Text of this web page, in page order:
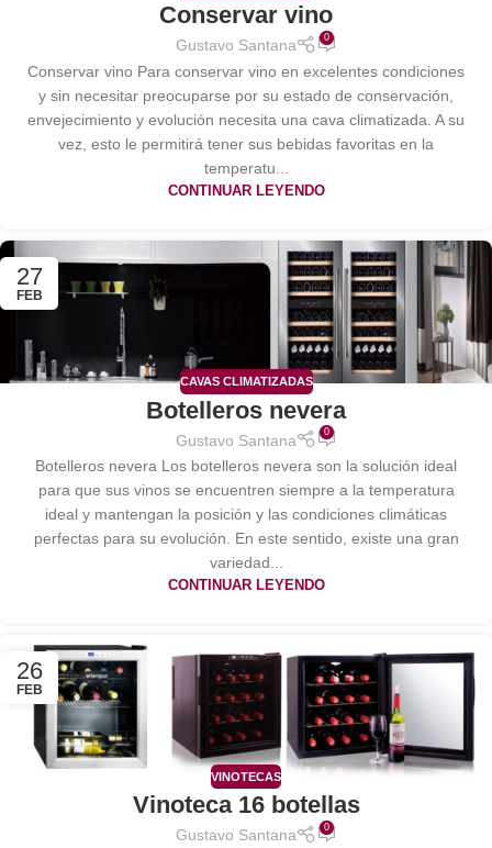
Conservar vino
Gustavo Santana 0
Conservar vino Para conservar vino en excelentes condiciones
y sin necesitar preocuparse por su estado de conservación,
envejecimiento y evolución necesita una cava climatizada. A su
vez, esto le permitirá tener sus bebidas favoritas en la
temperatu...
CONTINUAR LEYENDO
27
FEB
CAVAS CLIMATIZADAS
Botelleros nevera
Gustavo Santana 0
Botelleros nevera Los botelleros nevera son la solución ideal
para que sus vinos se encuentren siempre a la temperatura
ideal y mantengan la posición y las condiciones climáticas
perfectas para su evolución. En este sentido, existe una gran
variedad...
CONTINUAR LEYENDO
26
FEB
VINOTECAS
Vinoteca 16 botellas
Gustavo Santana 0